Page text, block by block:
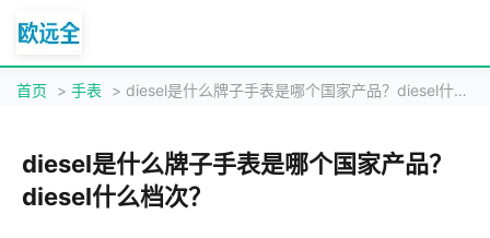
首页 > 手表 > diesel是什么牌子手表是哪个国家产品？diesel什么档次？
diesel是什么牌子手表是哪个国家产品？
diesel什么档次？